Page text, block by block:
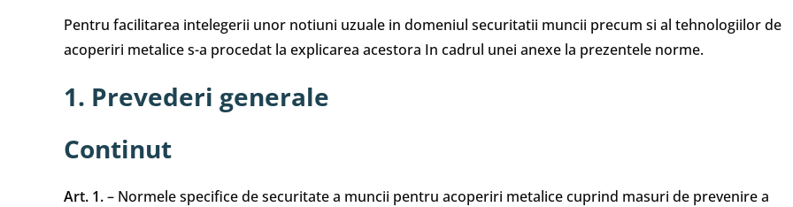
Pentru facilitarea intelegerii unor notiuni uzuale in domeniul securitatii muncii precum si al tehnologiilor de
acoperiri metalice s-a procedat la explicarea acestora In cadrul unei anexe la prezentele norme.
1. Prevederi generale
Continut
Art. 1.– Normele specifice de securitate a muncii pentru acoperiri metalice cuprind masuri de prevenire a